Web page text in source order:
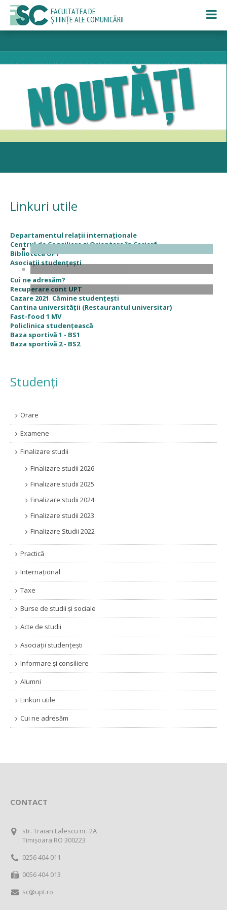
FACULTATEA DE
ȘTIINȚE ALE COMUNICĂRII
Linkuri utile
Departamentul relații internaționale
Centrul de Consiliere și Orientare în Carieră
Biblioteca UPT
Asociații studențești
Cui ne adresăm?
Recuperare cont UPT
Cazare 2021. Cămine studenţeşti
Cantina universităţii (Restaurantul universitar)
Fast-food 1 MV
Policlinica studenţească
Baza sportivă 1 - BS1
Baza sportivă 2 - BS2
Studenți
Orare
Examene
Finalizare studii
Finalizare studii 2026
Finalizare studii 2025
Finalizare studii 2024
Finalizare studii 2023
Finalizare Studii 2022
Practică
Internațional
Taxe
Burse de studii și sociale
Acte de studii
Asociaţii studenţeşti
Informare şi consiliere
Alumni
Linkuri utile
Cui ne adresăm
CONTACT
str. Traian Lalescu nr. 2A
Timișoara RO 300223
0256 404 011
0056 404 013
sc@upt.ro